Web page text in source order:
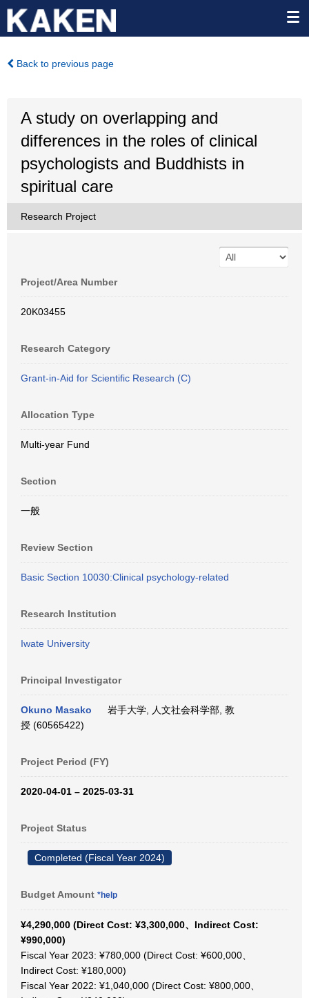
Back to previous page
A study on overlapping and
differences in the roles of clinical
psychologists and Buddhists in
spiritual care
Research Project
Project/Area Number
20K03455
Research Category
Grant-in-Aid for Scientific Research (C)
Allocation Type
Multi-year Fund
Section
一般
Review Section
Basic Section 10030:Clinical psychology-related
Research Institution
Iwate University
Principal Investigator
Okuno Masako
岩手大学, 人文社会科学部, 教
授 (60565422)
Project Period (FY)
2020-04-01 – 2025-03-31
Project Status
Completed (Fiscal Year 2024)
Budget Amount *help
¥4,290,000 (Direct Cost: ¥3,300,000、Indirect Cost:
¥990,000)
Fiscal Year 2023: ¥780,000 (Direct Cost: ¥600,000、
Indirect Cost: ¥180,000)
Fiscal Year 2022: ¥1,040,000 (Direct Cost: ¥800,000、